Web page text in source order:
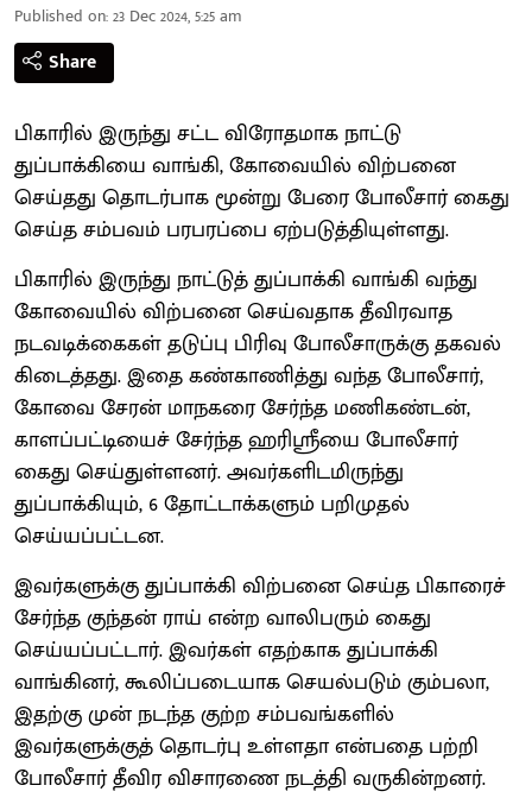
Published on:23 Dec 2024, 5:25 am
Share
பிகாரில் இருந்து சட்ட விரோதமாக நாட்டு
துப்பாக்கியை வாங்கி, கோவையில் விற்பனை
செய்தது தொடர்பாக மூன்று பேரை போலீசார் கைது
செய்த சம்பவம் பரபரப்பை ஏற்படுத்தியுள்ளது.
பிகாரில் இருந்து நாட்டுத் துப்பாக்கி வாங்கி வந்து
கோவையில் விற்பனை செய்வதாக தீவிரவாத
நடவடிக்கைகள் தடுப்பு பிரிவு போலீசாருக்கு தகவல்
கிடைத்தது. இதை கண்காணித்து வந்த போலீசார்,
கோவை சேரன் மாநகரை சேர்ந்த மணிகண்டன்,
காளப்பட்டியைச் சேர்ந்த ஹரிஸ்ரீயை போலீசார்
கைது செய்துள்ளனர். அவர்களிடமிருந்து
துப்பாக்கியும், 6 தோட்டாக்களும் பறிமுதல்
செய்யப்பட்டன.
இவர்களுக்கு துப்பாக்கி விற்பனை செய்த பிகாரைச்
சேர்ந்த குந்தன் ராய் என்ற வாலிபரும் கைது
செய்யப்பட்டார். இவர்கள் எதற்காக துப்பாக்கி
வாங்கினர், கூலிப்படையாக செயல்படும் கும்பலா,
இதற்கு முன் நடந்த குற்ற சம்பவங்களில்
இவர்களுக்குத் தொடர்பு உள்ளதா என்பதை பற்றி
போலீசார் தீவிர விசாரணை நடத்தி வருகின்றனர்.